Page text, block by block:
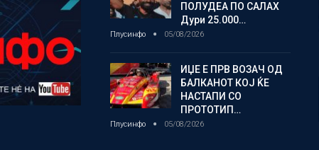
ПОЛУДЕА ПО САЛАХ
Дури 25.000…
Плусинфо 05/08/2026
ИЏЕ Е ПРВ ВОЗАЧ ОД
БАЛКАНОТ КОЈ ЌЕ
НАСТАПИ СО
ПРОТОТИП…
Плусинфо 05/08/2026